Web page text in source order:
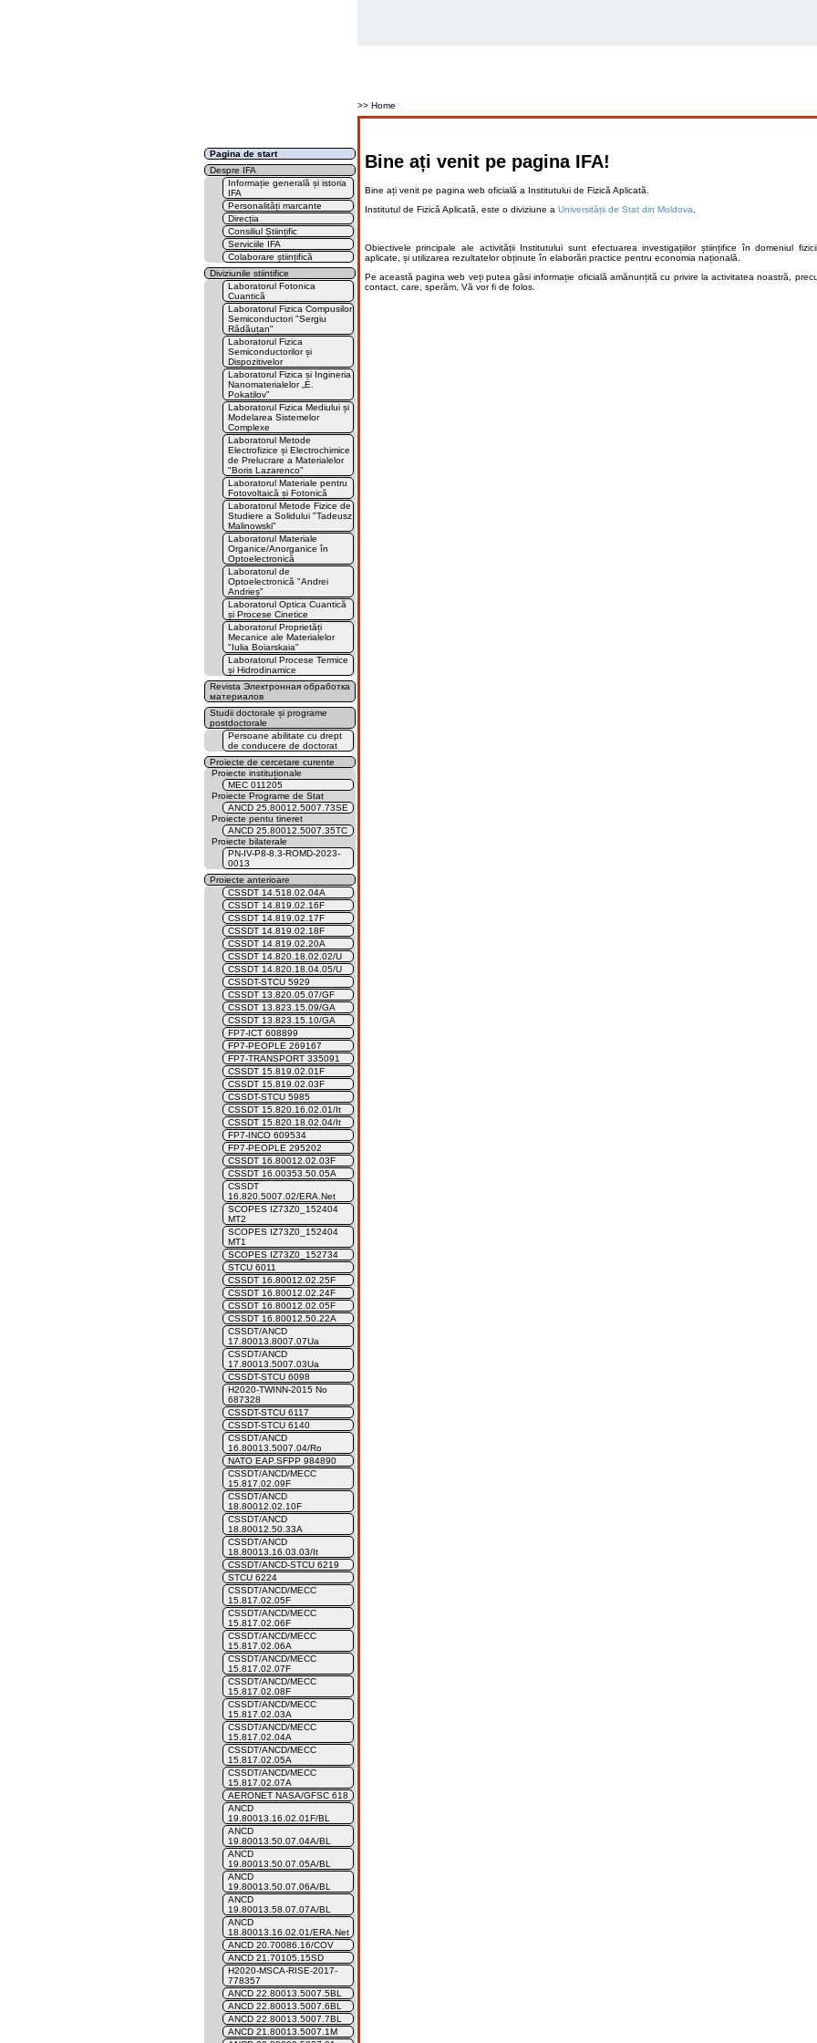
>> Home
Pagina de start
Despre IFA
Informație generală și istoria
IFA
Personalități marcante
Direcția
Consiliul Științific
Serviciile IFA
Colaborare științifică
Diviziunile stiintifice
Laboratorul Fotonica
Cuantică
Laboratorul Fizica Compusilor
Semiconductori "Sergiu
Rădăuțan"
Laboratorul Fizica
Semiconductorilor și
Dispozitivelor
Laboratorul Fizica și Ingineria
Nanomaterialelor „E.
Pokatilov”
Laboratorul Fizica Mediului și
Modelarea Sistemelor
Complexe
Laboratorul Metode
Electrofizice și Electrochimice
de Prelucrare a Materialelor
"Boris Lazarenco"
Laboratorul Materiale pentru
Fotovoltaică și Fotonică
Laboratorul Metode Fizice de
Studiere a Solidului "Tadeusz
Malinowski"
Laboratorul Materiale
Organice/Anorganice în
Optoelectronică
Laboratorul de
Optoelectronică "Andrei
Andrieș"
Laboratorul Optica Cuantică
și Procese Cinetice
Laboratorul Proprietăți
Mecanice ale Materialelor
"Iulia Boiarskaia"
Laboratorul Procese Termice
și Hidrodinamice
Revista Электронная обработка
материалов
Studii doctorale și programe
postdoctorale
Persoane abilitate cu drept
de conducere de doctorat
Proiecte de cercetare curente
Proiecte instituționale
MEC 011205
Proiecte Programe de Stat
ANCD 25.80012.5007.73SE
Proiecte pentu tineret
ANCD 25.80012.5007.35TC
Proiecte bilaterale
PN-IV-P8-8.3-ROMD-2023-
0013
Proiecte anterioare
CSSDT 14.518.02.04A
CSSDT 14.819.02.16F
CSSDT 14.819.02.17F
CSSDT 14.819.02.18F
CSSDT 14.819.02.20A
CSSDT 14.820.18.02.02/U
CSSDT 14.820.18.04.05/U
CSSDT-STCU 5929
CSSDT 13.820.05.07/GF
CSSDT 13.823.15.09/GA
CSSDT 13.823.15.10/GA
FP7-ICT 608899
FP7-PEOPLE 269167
FP7-TRANSPORT 335091
CSSDT 15.819.02.01F
CSSDT 15.819.02.03F
CSSDT-STCU 5985
CSSDT 15.820.16.02.01/It
CSSDT 15.820.18.02.04/It
FP7-INCO 609534
FP7-PEOPLE 295202
CSSDT 16.80012.02.03F
CSSDT 16.00353.50.05A
CSSDT
16.820.5007.02/ERA.Net
SCOPES IZ73Z0_152404
MT2
SCOPES IZ73Z0_152404
MT1
SCOPES IZ73Z0_152734
STCU 6011
CSSDT 16.80012.02.25F
CSSDT 16.80012.02.24F
CSSDT 16.80012.02.05F
CSSDT 16.80012.50.22A
CSSDT/ANCD
17.80013.8007.07Ua
CSSDT/ANCD
17.80013.5007.03Ua
CSSDT-STCU 6098
H2020-TWINN-2015 No
687328
CSSDT-STCU 6117
CSSDT-STCU 6140
CSSDT/ANCD
16.80013.5007.04/Ro
NATO EAP.SFPP 984890
CSSDT/ANCD/MECC
15.817.02.09F
CSSDT/ANCD
18.80012.02.10F
CSSDT/ANCD
18.80012.50.33A
CSSDT/ANCD
18.80013.16.03.03/It
CSSDT/ANCD-STCU 6219
STCU 6224
CSSDT/ANCD/MECC
15.817.02.05F
CSSDT/ANCD/MECC
15.817.02.06F
CSSDT/ANCD/MECC
15.817.02.06A
CSSDT/ANCD/MECC
15.817.02.07F
CSSDT/ANCD/MECC
15.817.02.08F
CSSDT/ANCD/MECC
15.817.02.03A
CSSDT/ANCD/MECC
15.817.02.04A
CSSDT/ANCD/MECC
15.817.02.05A
CSSDT/ANCD/MECC
15.817.02.07A
AERONET NASA/GFSC 618
ANCD
19.80013.16.02.01F/BL
ANCD
19.80013.50.07.04A/BL
ANCD
19.80013.50.07.05A/BL
ANCD
19.80013.50.07.06A/BL
ANCD
19.80013.58.07.07A/BL
ANCD
18.80013.16.02.01/ERA.Net
ANCD 20.70086.16/COV
ANCD 21.70105.15SD
H2020-MSCA-RISE-2017-
778357
ANCD 22.80013.5007.5BL
ANCD 22.80013.5007.6BL
ANCD 22.80013.5007.7BL
ANCD 21.80013.5007.1M
Bine ați venit pe pagina IFA!
Bine ați venit pe pagina web oficială a Institutului de Fizică Aplicată.
Institutul de Fizică Aplicată, este o diviziune a Universității de Stat din Moldova
Obiectivele principale ale activității Institutului sunt efectuarea investigațiilor științifice în domeniul
aplicate, și utilizarea rezultatelor obținute în elaborări practice pentru economia națională.
Pe această pagina web veți putea găsi informație oficială amănunțită cu privire la activitatea noastră,
contact, care, sperăm, Vă vor fi de folos.